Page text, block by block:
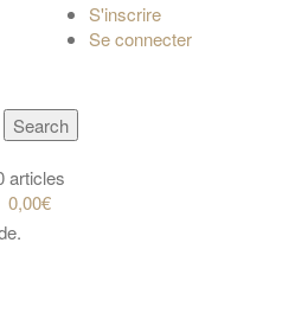
S'inscrire
Se connecter
articles
0,00€